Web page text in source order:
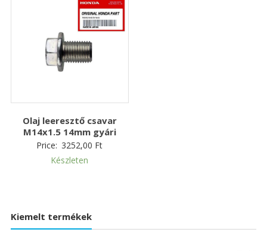
Olaj leeresztő csavar
M14x1.5 14mm gyári
Price: 3252,00 Ft
Készleten
Kiemelt termékek